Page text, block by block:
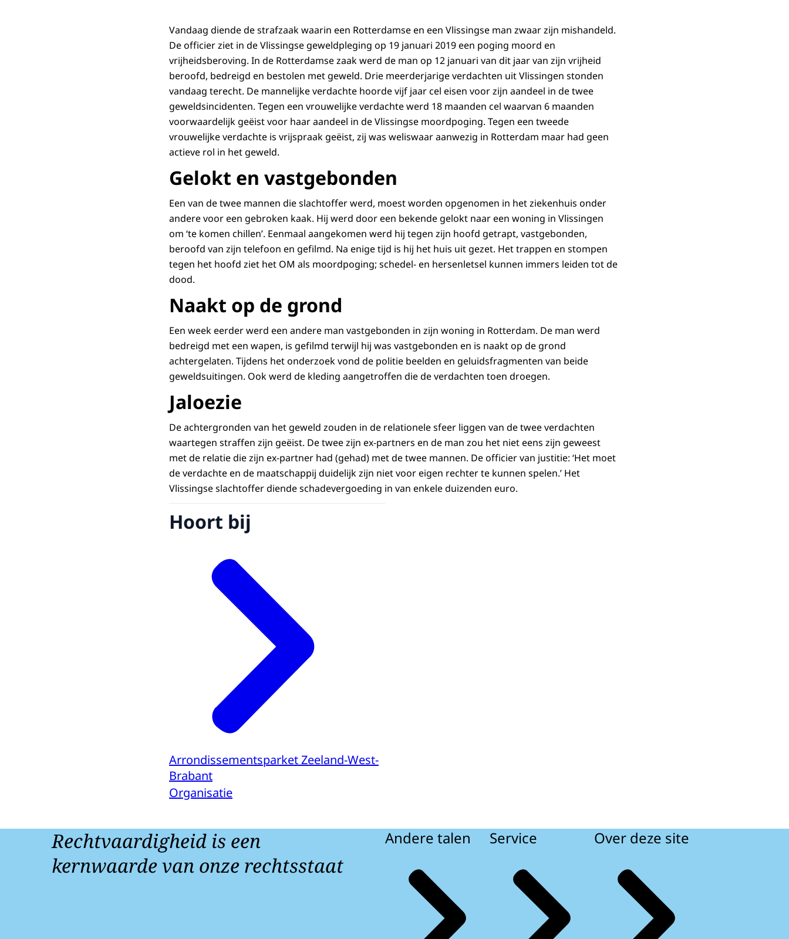
Vandaag diende de strafzaak waarin een Rotterdamse en een Vlissingse man zwaar zijn mishandeld.
De officier ziet in de Vlissingse geweldpleging op 19 januari 2019 een poging moord en
vrijheidsberoving. In de Rotterdamse zaak werd de man op 12 januari van dit jaar van zijn vrijheid
beroofd, bedreigd en bestolen met geweld. Drie meerderjarige verdachten uit Vlissingen stonden
vandaag terecht. De mannelijke verdachte hoorde vijf jaar cel eisen voor zijn aandeel in de twee
geweldsincidenten. Tegen een vrouwelijke verdachte werd 18 maanden cel waarvan 6 maanden
voorwaardelijk geëist voor haar aandeel in de Vlissingse moordpoging. Tegen een tweede
vrouwelijke verdachte is vrijspraak geëist, zij was weliswaar aanwezig in Rotterdam maar had geen
actieve rol in het geweld.
Gelokt en vastgebonden
Een van de twee mannen die slachtoffer werd, moest worden opgenomen in het ziekenhuis onder
andere voor een gebroken kaak. Hij werd door een bekende gelokt naar een woning in Vlissingen
om ‘te komen chillen’. Eenmaal aangekomen werd hij tegen zijn hoofd getrapt, vastgebonden,
beroofd van zijn telefoon en gefilmd. Na enige tijd is hij het huis uit gezet. Het trappen en stompen
tegen het hoofd ziet het OM als moordpoging; schedel- en hersenletsel kunnen immers leiden tot de
dood.
Naakt op de grond
Een week eerder werd een andere man vastgebonden in zijn woning in Rotterdam. De man werd
bedreigd met een wapen, is gefilmd terwijl hij was vastgebonden en is naakt op de grond
achtergelaten. Tijdens het onderzoek vond de politie beelden en geluidsfragmenten van beide
geweldsuitingen. Ook werd de kleding aangetroffen die de verdachten toen droegen.
Jaloezie
De achtergronden van het geweld zouden in de relationele sfeer liggen van de twee verdachten
waartegen straffen zijn geëist. De twee zijn ex-partners en de man zou het niet eens zijn geweest
met de relatie die zijn ex-partner had (gehad) met de twee mannen. De officier van justitie: ‘Het moet
de verdachte en de maatschappij duidelijk zijn niet voor eigen rechter te kunnen spelen.’ Het
Vlissingse slachtoffer diende schadevergoeding in van enkele duizenden euro.
Hoort bij
Arrondissementsparket Zeeland-West-
Brabant
Organisatie
Rechtvaardigheid is een
kernwaarde van onze rechtsstaat
Andere talen Service Over deze site